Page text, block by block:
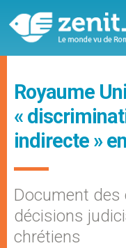
Royaume
«
indirecte »
Document des
décisions
chrétiens